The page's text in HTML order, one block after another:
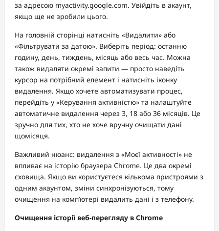
за адресою myactivity.google.com. Увійдіть в акаунт,
якщо ще не зробили цього.
На головній сторінці натисніть «Видалити» або
«Фільтрувати за датою». Виберіть період: останню
годину, день, тиждень, місяць або весь час. Можна
також видаляти окремі запити — просто наведіть
курсор на потрібний елемент і натисніть іконку
видалення. Якщо хочете автоматизувати процес,
перейдіть у «Керування активністю» та налаштуйте
автоматичне видалення через 3, 18 або 36 місяців. Це
зручно для тих, хто не хоче вручну очищати дані
щомісяця.
Важливий нюанс: видалення з «Моєї активності» не
впливає на історію браузера Chrome. Це два окремі
сховища. Якщо ви користуєтеся кількома пристроями з
одним акаунтом, зміни синхронізуються, тому
очищення на комп’ютері видалить дані і з телефону.
Очищення історії веб-перегляду в Chrome